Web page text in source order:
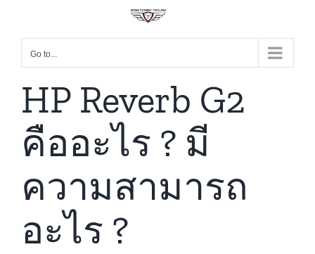
Go to...
HP Reverb G2
คืออะไร ? มี
ความสามารถ
อะไร ?